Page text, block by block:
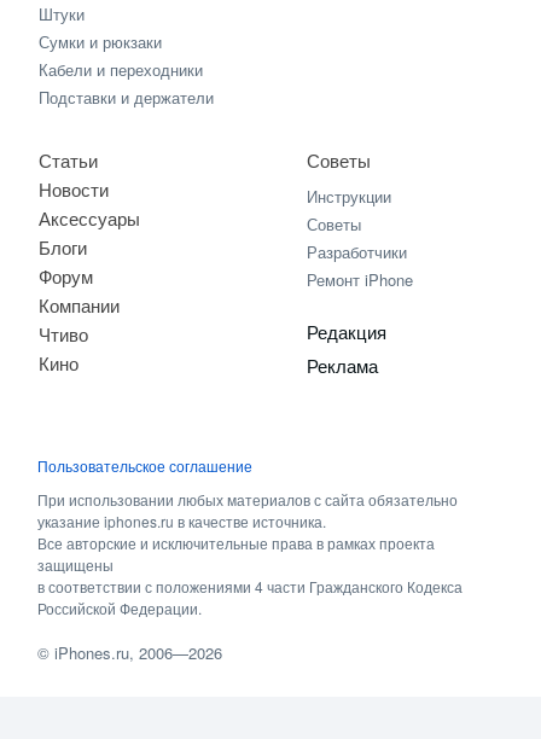
Штуки
Сумки и рюкзаки
Кабели и переходники
Подставки и держатели
Статьи
Новости
Аксессуары
Блоги
Форум
Компании
Чтиво
Кино
Советы
Инструкции
Советы
Разработчики
Ремонт iPhone
Редакция
Реклама
Пользовательское соглашение
При использовании любых материалов с сайта обязательно
указание iphones.ru в качестве источника.
Все авторские и исключительные права в рамках проекта
защищены
в соответствии с положениями 4 части Гражданского Кодекса
Российской Федерации.
©iPhones.ru, 2006—2026